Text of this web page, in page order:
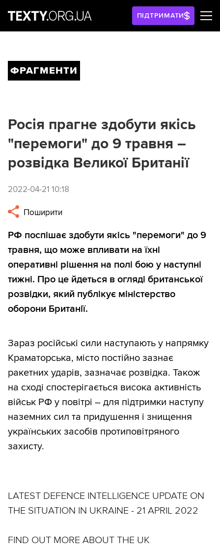
ПІДТРИМАТИ
ФРАГМЕНТИ
Росія прагне здобути якісь
"перемоги" до 9 травня –
розвідка Великої Британії
2022-04-21 10:18
Поширити
РФ поспішає здобути якісь "перемоги" до 9
травня, що може впливати на їхні
оперативні рішення на полі бою у наступні
тижні. Про це йдеться в огляді британської
розвідки, який публікує міністерство
оборони Британії.
Зараз російські сили наступають у напрямку
Краматорська, місто постійно зазнає
ракетних ударів, зазначає розвідка. Також
на сході спостерігається висока активність
військ РФ у повітрі – для підтримки наступу
наземних сил та придушення і знищення
українських засобів протиповітряного
захисту.
LATEST DEFENCE INTELLIGENCE UPDATE ON
THE SITUATION IN UKRAINE - 21 APRIL 2022
FIND OUT MORE ABOUT THE UK